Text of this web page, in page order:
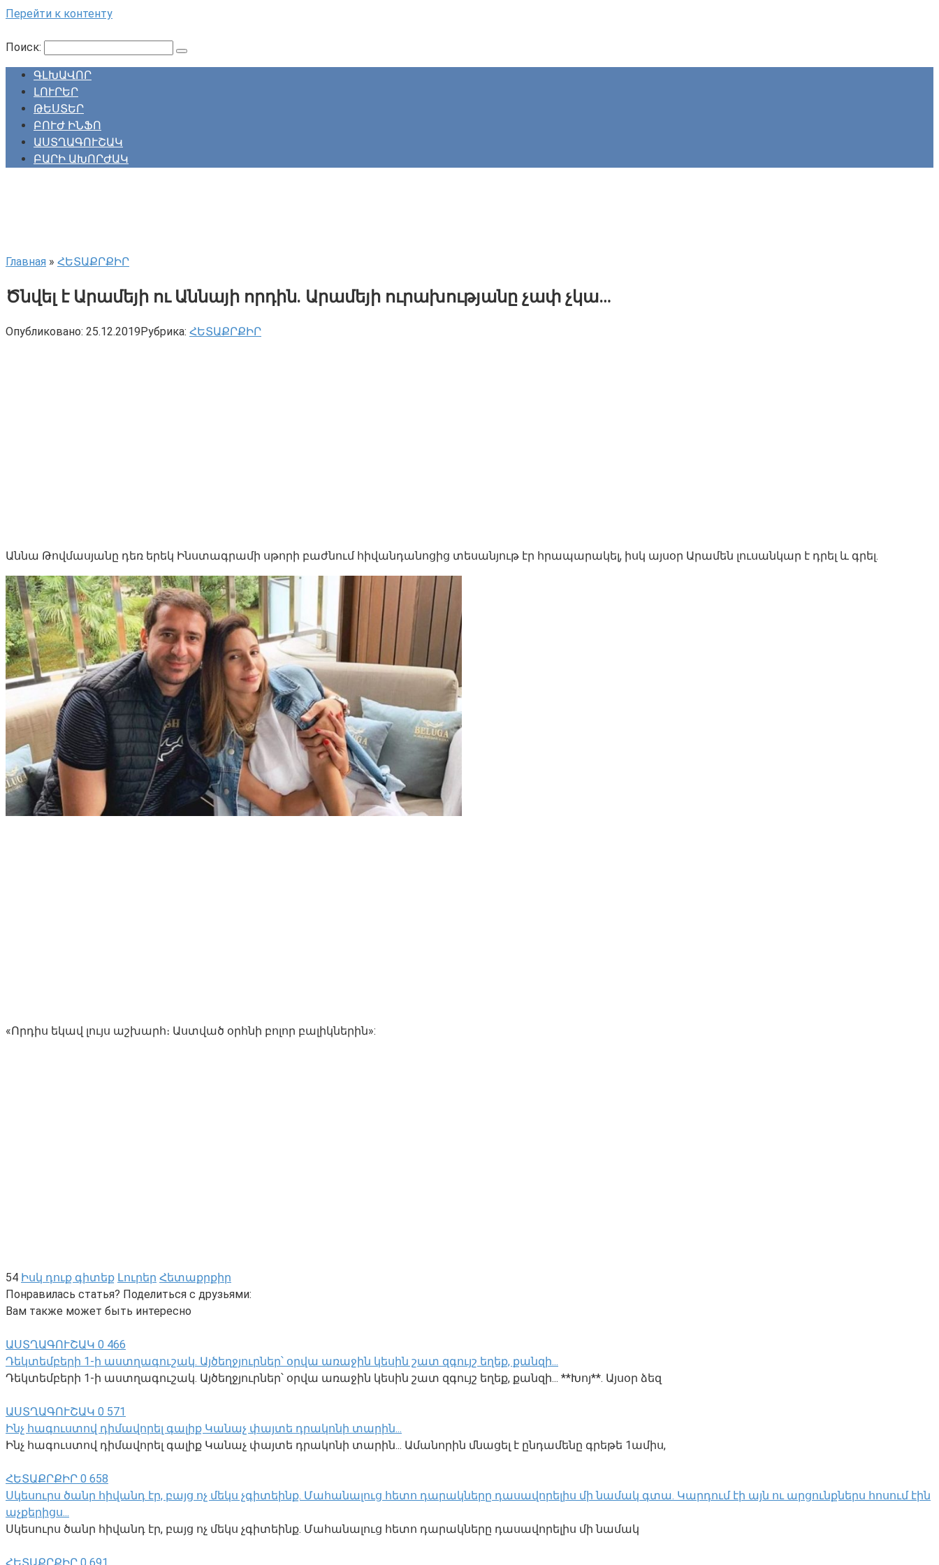
Перейти к контенту
Поиск:
ԳԼԽԱՎՈՐ
ԼՈՒՐԵՐ
ԹԵՍՏԵՐ
ԲՈՒԺ ԻՆՖՈ
ԱՍՏՂԱԳՈՒՇԱԿ
ԲԱՐԻ ԱԽՈՐԺԱԿ
Главная » ՀԵՏԱՔՐՔԻՐ
Ծնվել է Արամեյի ու Աննայի որդին. Արամեյի ուրախությանը չափ չկա…
Опубликовано: 25.12.2019Рубрика: ՀԵՏԱՔՐՔԻՐ
Աննա Թովմասյանը դեռ երեկ Ինստագրամի սթորի բաժնում հիվանդանոցից տեսանյութ էր հրապարակել, իսկ այսօր Արամեն լուսանկար է դրել և գրել.
«Որդիս եկավ լույս աշխարհ։ Աստված օրհնի բոլոր բալիկներին»:
54 Իսկ դուք գիտեք Լուրեր Հետաքրքիր
Понравилась статья? Поделиться с друзьями:
Вам также может быть интересно
ԱՍՏՂԱԳՈՒՇԱԿ 0 466
Դեկտեմբերի 1-ի աստղագուշակ․ Այծեղջյուրներ՝ օրվա առաջին կեսին շատ զգույշ եղեք, քանզի․․․
Դեկտեմբերի 1-ի աստղագուշակ․ Այծեղջյուրներ՝ օրվա առաջին կեսին շատ զգույշ եղեք, քանզի․․․ **Խոյ**. Այսօր ձեզ
ԱՍՏՂԱԳՈՒՇԱԿ 0 571
Ինչ հագուստով դիմավորել գալիք Կանաչ փայտե դրակոնի տարին․․․
Ինչ հագուստով դիմավորել գալիք Կանաչ փայտե դրակոնի տարին․․․ Ամանորին մնացել է ընդամենը գրեթե 1ամիս,
ՀԵՏԱՔՐՔԻՐ 0 658
Սկեսուրս ծանր հիվանդ էր, բայց ոչ մեկս չգիտեինք․ Մահանալուց հետո դարակները դասավորելիս մի նամակ գտա․ Կարդում էի այն ու արցունքներս հոսում էին
աչքերիցս․․․
Սկեսուրս ծանր հիվանդ էր, բայց ոչ մեկս չգիտեինք․ Մահանալուց հետո դարակները դասավորելիս մի նամակ